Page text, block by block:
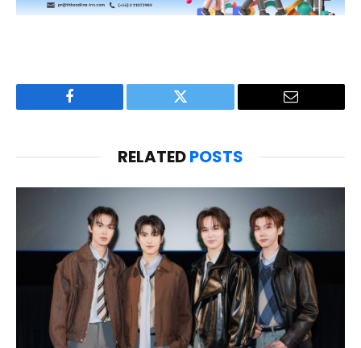
Facebook Twitter Email
RELATEDPOSTS